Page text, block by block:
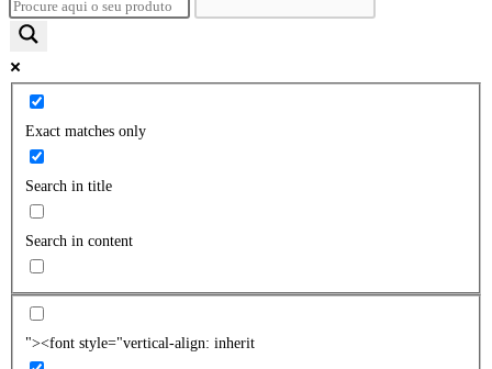
Exact matches only
Search in title
Search in content
"><font style="vertical-align: inherit